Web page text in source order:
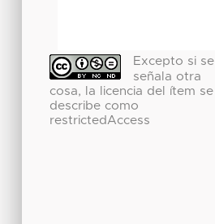
Excepto si se
señala otra
cosa, la licencia del ítem se
describe como
restrictedAccess